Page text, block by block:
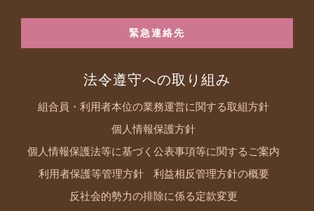
緊急連絡先
法令遵守への取り組み
組合員・利用者本位の業務運営に関する取組方針
個人情報保護方針
個人情報保護法等に基づく公表事項等に関するご案内
利用者保護等管理方針 利益相反管理方針の概要
反社会的勢力の排除に係る定款変更